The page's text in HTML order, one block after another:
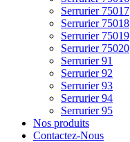
Serrurier 75017
Serrurier 75018
Serrurier 75019
Serrurier 75020
Serrurier 91
Serrurier 92
Serrurier 93
Serrurier 94
Serrurier 95
Nos produits
Contactez-Nous